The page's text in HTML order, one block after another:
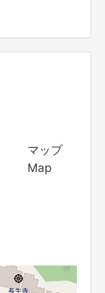
マップ
Map